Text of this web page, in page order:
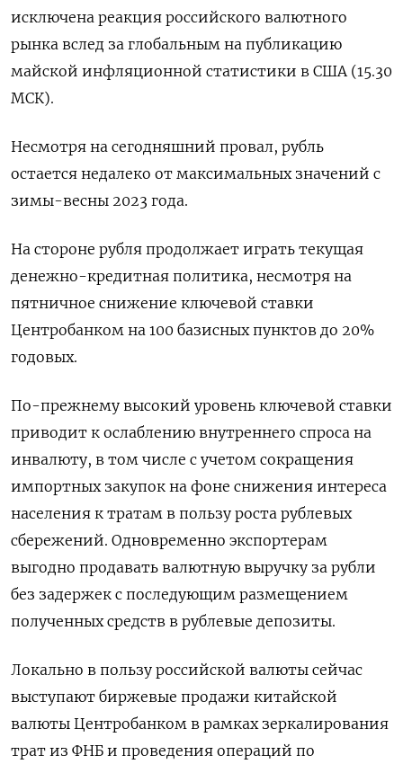
исключена реакция российского валютного
рынка вслед за глобальным на публикацию
майской инфляционной статистики в США (15.30
МСК).
Несмотря на сегодняшний провал, рубль
остается недалеко от максимальных значений с
зимы-весны 2023 года.
На стороне рубля продолжает играть текущая
денежно-кредитная политика, несмотря на
пятничное снижение ключевой ставки
Центробанком на 100 базисных пунктов до 20%
годовых.
По-прежнему высокий уровень ключевой ставки
приводит к ослаблению внутреннего спроса на
инвалюту, в том числе с учетом сокращения
импортных закупок на фоне снижения интереса
населения к тратам в пользу роста рублевых
сбережений. Одновременно экспортерам
выгодно продавать валютную выручку за рубли
без задержек с последующим размещением
полученных средств в рублевые депозиты.
Локально в пользу российской валюты сейчас
выступают биржевые продажи китайской
валюты Центробанком в рамках зеркалирования
трат из ФНБ и проведения операций по